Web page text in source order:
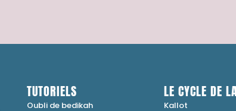
TUTORIELS
Oubli de bedikah
LE CYCLE DE
Kallot